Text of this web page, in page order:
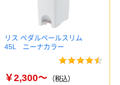
リス ペダルペールスリム
45L ニーナカラー
￥2,300～ （税込）